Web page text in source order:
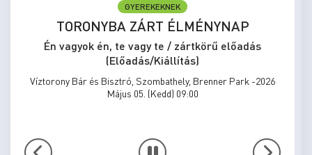
GYEREKEKNEK
TORONYBA ZÁRT ÉLMÉNYNAP
Én vagyok én, te vagy te / zártkörű előadás
(Előadás/Kiállítás)
Víztorony Bár és Bisztró, Szombathely, Brenner Park -2026
Május 05. (Kedd) 09:00